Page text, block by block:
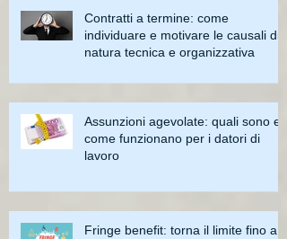
Contratti a termine: come
individuare e motivare le causali di
natura tecnica e organizzativa
Assunzioni agevolate: quali sono e
come funzionano per i datori di
lavoro
Fringe benefit: torna il limite fino a